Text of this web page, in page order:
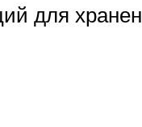
для